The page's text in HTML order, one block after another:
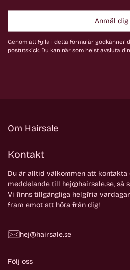
Anmäl dig
Genom att fylla i detta formulär godkänner
postutskick. Du kan när som helst avsluta
Om Hairsale
Kontakt
Du är alltid välkommen att kontakta
meddelande till hej@hairsale.se, så
Vi finns tillgängliga helgfria
fram emot att höra från dig!
hej@hairsale.se
Följ oss